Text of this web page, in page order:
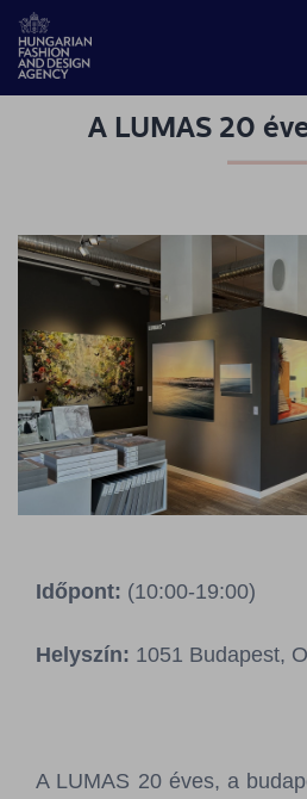
HFDA
Design
programok
Budapest
Select
Hírek
Pályázatok
Kapcsolat
A LUMAS 20
Időpont: (10:00-19:00)
Helyszín: 1051 Budapest,
A LUMAS 20 éves, a